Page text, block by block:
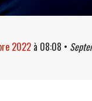
2022 à 08:08 •